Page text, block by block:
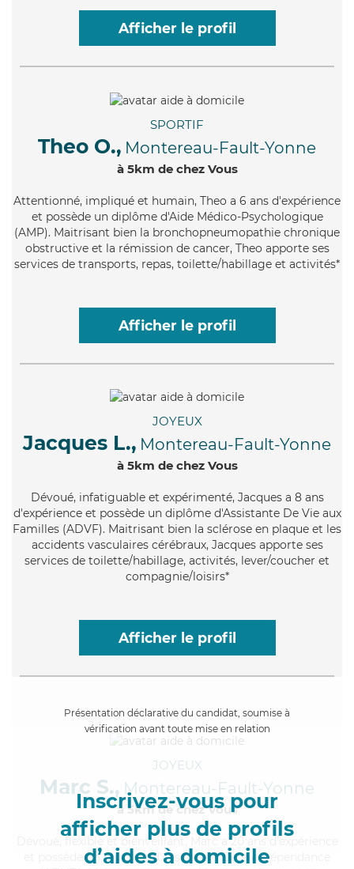
Afficher le profil
SPORTIF
Theo O., Montereau-Fault-Yonne
à 5km de chez Vous
Attentionné, impliqué et humain, Theo a 6 ans d'expérience
et possède un diplôme d'Aide Médico-Psychologique
(AMP). Maitrisant bien la bronchopneumopathie chronique
obstructive et la rémission de cancer, Theo apporte ses
services de transports, repas, toilette/habillage et activités*
Afficher le profil
JOYEUX
Jacques L., Montereau-Fault-Yonne
à 5km de chez Vous
Dévoué, infatiguable et expérimenté, Jacques a 8 ans
d'expérience et possède un diplôme d'Assistante De Vie aux
Familles (ADVF). Maitrisant bien la sclérose en plaque et les
accidents vasculaires cérébraux, Jacques apporte ses
services de toilette/habillage, activités, lever/coucher et
compagnie/loisirs*
Afficher le profil
Présentation déclarative du candidat, soumise à
vérification avant toute mise en relation
Inscrivez-vous pour
afficher plus de profils
d’aides à domicile
JOYEUX
Marc S., Montereau-Fault-Yonne
à 5km de chez Vous
, flexible et bienveillant, Marc a 20 ans d'expérience
et possède un diplôme d'Assistante De Vie Dépendance